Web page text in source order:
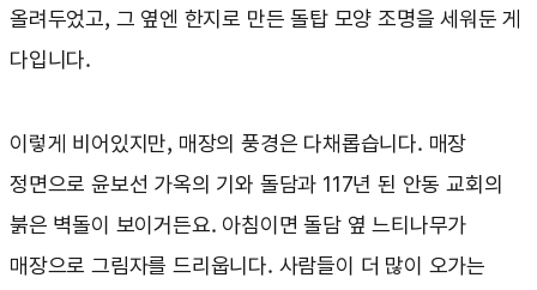
올려두었고, 그 옆엔 한지로 만든 돌탑 모양 조명을 세워둔 게
다입니다.
이렇게 비어있지만, 매장의 풍경은 다채롭습니다. 매장
정면으로 윤보선 가옥의 기와 돌담과 117년 된 안동 교회의
붉은 벽돌이 보이거든요. 아침이면 돌담 옆 느티나무가
매장으로 그림자를 드리웁니다. 사람들이 더 많이 오가는